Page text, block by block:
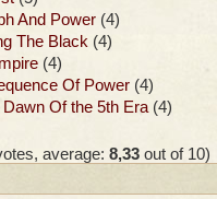
And Power (4)
The Black (4)
(4)
Of Power (4)
Of the 5th Era (4)
average: 8,33 out of 10)